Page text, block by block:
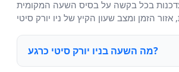
בכל בקשה על בסיס השעה המקומית
מה השעה בניו יורק סיטי כרגע?